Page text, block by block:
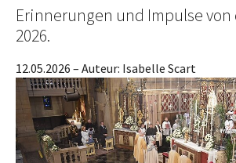
Erinnerungen und Impulse von
2026.
12.05.2026 – Auteur: Isabelle Scart